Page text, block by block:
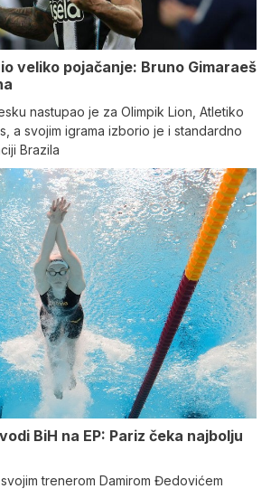
veliko pojačanje: Bruno Gimaraeš
nastupao je za Olimpik Lion, Atletiko
a svojim igrama izborio je i standardno
Brazila
BiH na EP: Pariz čeka najbolju
trenerom Damirom Đedovićem